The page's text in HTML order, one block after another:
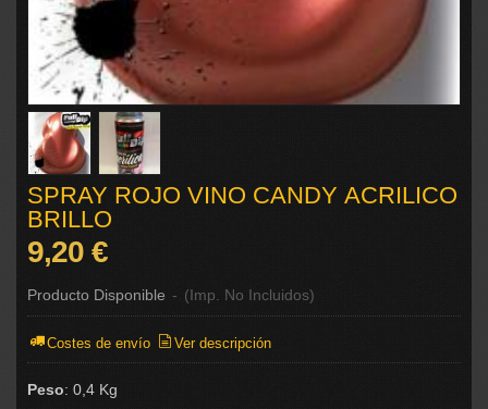
SPRAY ROJO VINO CANDY ACRILICO
BRILLO
9,20 €
Producto Disponible - (Imp. No Incluidos)
Costes de envío Ver descripción
Peso: 0,4 Kg